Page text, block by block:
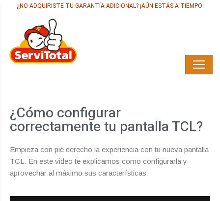
¿NO ADQUIRISTE TU GARANTÍA ADICIONAL? ¡AÚN ESTÁS A TIEMPO!
¿Cómo configurar
correctamente tu pantalla TCL?
Empieza con pié derecho la experiencia con tu nueva pantalla
TCL. En este video te explicamos como configurarla y
aprovechar al máximo sus características